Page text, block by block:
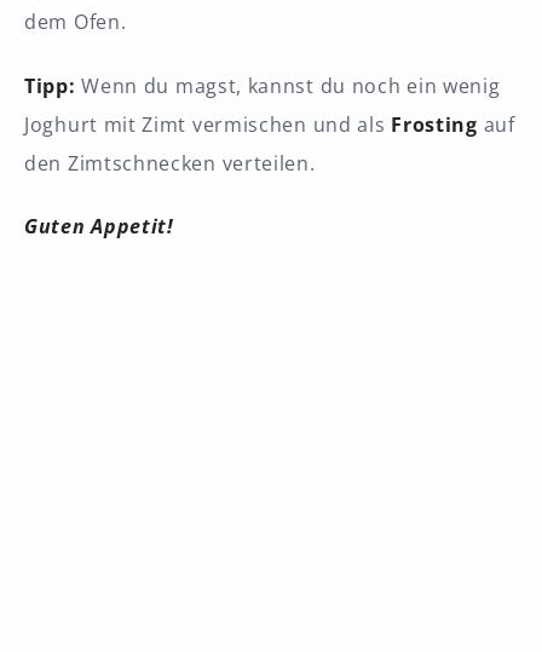
dem Ofen.
Tipp: Wenn du magst, kannst du noch ein wenig
Joghurt mit Zimt vermischen und als Frosting auf
den Zimtschnecken verteilen.
Guten Appetit!